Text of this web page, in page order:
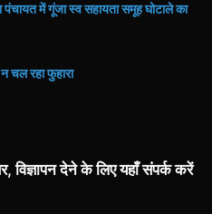
में गूंजा स्व सहायता समूह घोटाले का
चल रहा फुहारा
विज्ञापन देने के लिए यहाँ संपर्क करें